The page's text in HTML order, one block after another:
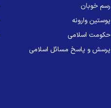
رسم خوبان
پوستین وارونه
حکومت اسلامی
پرسش و پاسخ مسائل اسلامی